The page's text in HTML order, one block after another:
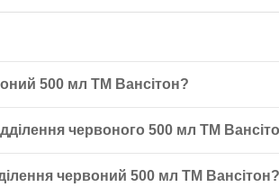
500 мл ТМ Вансітон?
для приготування та
червоного 500 мл ТМ
червоний 500 мл ТМ Вансітон?